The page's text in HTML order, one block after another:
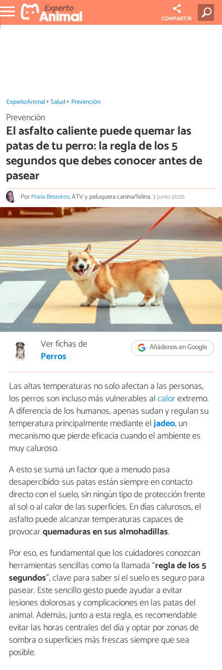
COMPARTIR
ExpertoAnimal Salud Prevención
Prevención
El asfalto caliente puede quemar las
patas de tu perro: la regla de los 5
segundos que debes conocer antes de
pasear
PorMaría Besteiros, ATV y peluquera canina/felina.3 junio 2026
Añádenos en Google
Ver fichas de
Perros
Las altas temperaturas no solo afectan a las personas,
los perros son incluso más vulnerables alcalorextremo.
A diferencia de los humanos, apenas sudan y regulan su
temperatura principalmente mediante eljadeo, un
mecanismo que pierde eficacia cuando el ambiente es
muy caluroso.
A esto se suma un factor que a menudo pasa
desapercibido: sus patas están siempre en contacto
directo con el suelo, sin ningún tipo de protección frente
al sol o al calor de las superficies. En días calurosos, el
asfalto puede alcanzar temperaturas capaces de
provocarquemaduras en sus almohadillas.
Por eso, es fundamental que los cuidadores conozcan
herramientas sencillas como la llamada “regla de los 5
segundos”, clave para saber si el suelo es seguro para
pasear. Este sencillo gesto puede ayudar a evitar
lesiones dolorosas y complicaciones en las patas del
animal. Además, junto a esta regla, es recomendable
evitar las horas centrales del día y optar por zonas de
sombra o superficies más frescas siempre que sea
posible.